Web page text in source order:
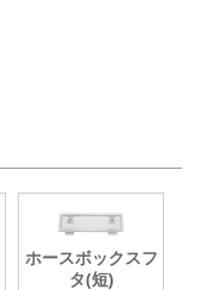
ホースボックスフ
タ(短)